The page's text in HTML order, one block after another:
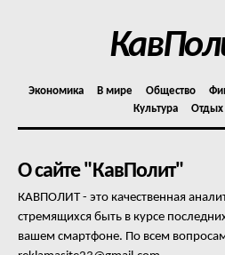
Экономика В мире Общество
Культура
Отдых
О сайте "КавПолит"
КАВПОЛИТ - это качественная
стремящихся быть в курсе
вашем смартфоне. По всем